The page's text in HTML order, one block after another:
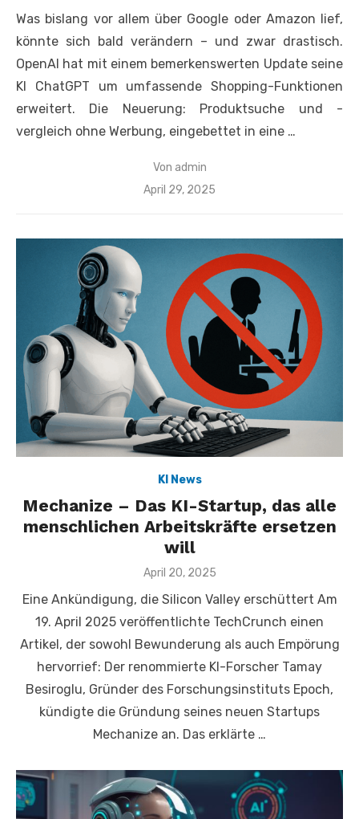
Was bislang vor allem über Google oder Amazon lief,
könnte sich bald verändern – und zwar drastisch.
OpenAI hat mit einem bemerkenswerten Update seine
KI ChatGPT um umfassende Shopping-Funktionen
erweitert. Die Neuerung: Produktsuche und -
vergleich ohne Werbung, eingebettet in eine …
Von admin
Veröffentlicht
April 29, 2025
KI News
Mechanize – Das KI-Startup, das alle
menschlichen Arbeitskräfte ersetzen
will
Veröffentlicht
April 20, 2025
Eine Ankündigung, die Silicon Valley erschüttert Am
19. April 2025 veröffentlichte TechCrunch einen
Artikel, der sowohl Bewunderung als auch Empörung
hervorrief: Der renommierte KI-Forscher Tamay
Besiroglu, Gründer des Forschungsinstituts Epoch,
kündigte die Gründung seines neuen Startups
Mechanize an. Das erklärte …